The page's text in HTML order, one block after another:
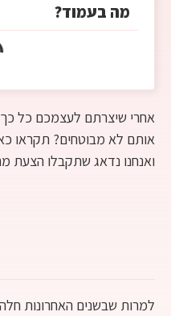
מה בעמוד?
אחרי שיצרתם לעצמכם כל כך
אותם לא מבוטחים? תקראו
ואנחנו נדאג שתקבלו הצעת
למרות שבשנים האחרונות